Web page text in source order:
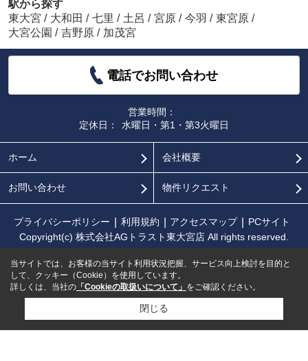
駅から探す
東大宮 / 大和田 / 七里 / 土呂 / 宮原 / 今羽 / 東宮原 /
大宮公園 / 吉野原 / 加茂宮
電話でお問い合わせ
営業時間：
定休日：
水曜日・第1・第3火曜日
ホーム 会社概要
お問い合わせ 物件リクエスト
プライバシーポリシー 利用規約 アクセスマップ
PCサイト
Copyright(c) 株式会社AGトラスト東大宮店 All rights reserved.
当サイトでは、お客様の当サイト利用状況把握、サービス向上検討を目的と
して、クッキー（Cookie）を使用しています。
詳しくは、当社の 「Cookieの取扱いについて」 をご確認ください。
閉じる